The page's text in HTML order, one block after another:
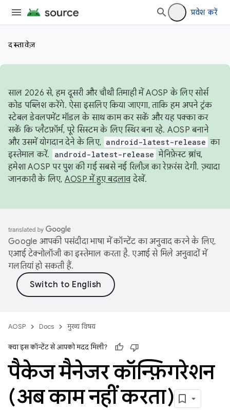
प्रवेश करें
दस्तावेज़
साल 2026 से, हम दूसरी और चौथी तिमाही में AOSP के लिए सोर्स
कोड पब्लिश करेंगे. ऐसा इसलिए किया जाएगा, ताकि हम अपने ट्रंक
स्टेबल डेवलपमेंट मॉडल के साथ काम कर सकें और यह पक्का कर
सकें कि प्लैटफ़ॉर्म, पूरे सिस्टम के लिए स्थिर बना रहे. AOSP बनाने
और उसमें योगदान देने के लिए, android-latest-release का
इस्तेमाल करें.
android-latest-release मेनिफ़ेस्ट ब्रांच,
हमेशा AOSP पर पुश की गई सबसे नई रिलीज़ का रेफ़रंस देगी. ज़्यादा
जानकारी के लिए, AOSP में हुए बदलावदेखें.
Google आपकी पसंदीदा भाषा में कॉन्टेंट का अनुवाद करने के लिए,
एआई टेक्नोलॉजी का इस्तेमाल करता है. एआई से मिले अनुवादों में
गलतियां हो सकती हैं.
AOSP Docs मुख्य विषय
क्या इस कॉन्टेंट से आपको मदद मिली?
पैकेज मैनेजर कॉन्फ़िगरेशन
(अब काम नहीं करता)